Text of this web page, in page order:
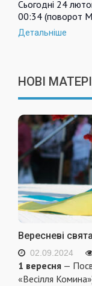
Сьогодні 24
00:34 (поворот
Детальніше
НОВІ
Вересневі
02.09.2024
1 вересня —
«Весілля